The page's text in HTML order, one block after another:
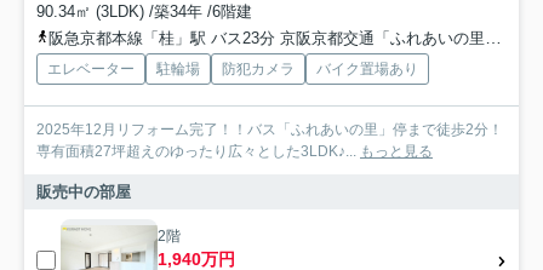
90.34㎡ (3LDK) /築34年 /6階建
阪急京都本線「桂」駅 バス23分 京阪京都交通「ふれあいの里（京都府）」 停歩2分
エレベーター 駐輪場 防犯カメラ バイク置場あり
2025年12月リフォーム完了！！バス「ふれあいの里」停まで徒歩2分！
専有面積27坪超えのゆったり広々とした3LDK♪...
もっと見る
販売中の部屋
2階
1,940万円